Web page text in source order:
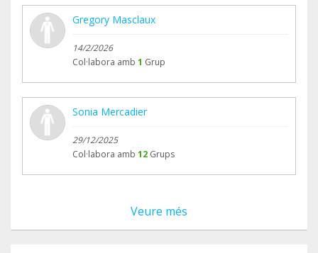
Gregory Masclaux
14/2/2026
Col·labora amb 1 Grup
Sonia Mercadier
29/12/2025
Col·labora amb 12 Grups
Veure més